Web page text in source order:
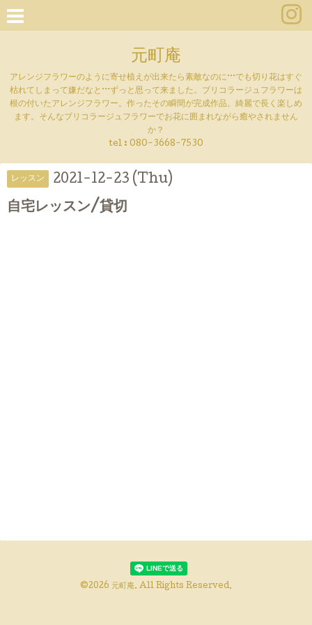
元町庵
アレンジフラワーのように寄せ植えが出来たら素敵なのに···でも切り花はすぐ
枯れてしまって嫌だなと···ずっと思って来ました。ブリコラージュフラワーは
根の付いたアレンジフラワー。作ったその瞬間が完成作品。綺麗で長く楽しめ
ます。そんなブリコラージュフラワーでお花に囲まれながら癒やされません
か？
tel : 080-3668-7530
レッスン 2021-12-23 (Thu)
自宅レッスン/貸切
©2026 元町庵. All Rights Reserved.